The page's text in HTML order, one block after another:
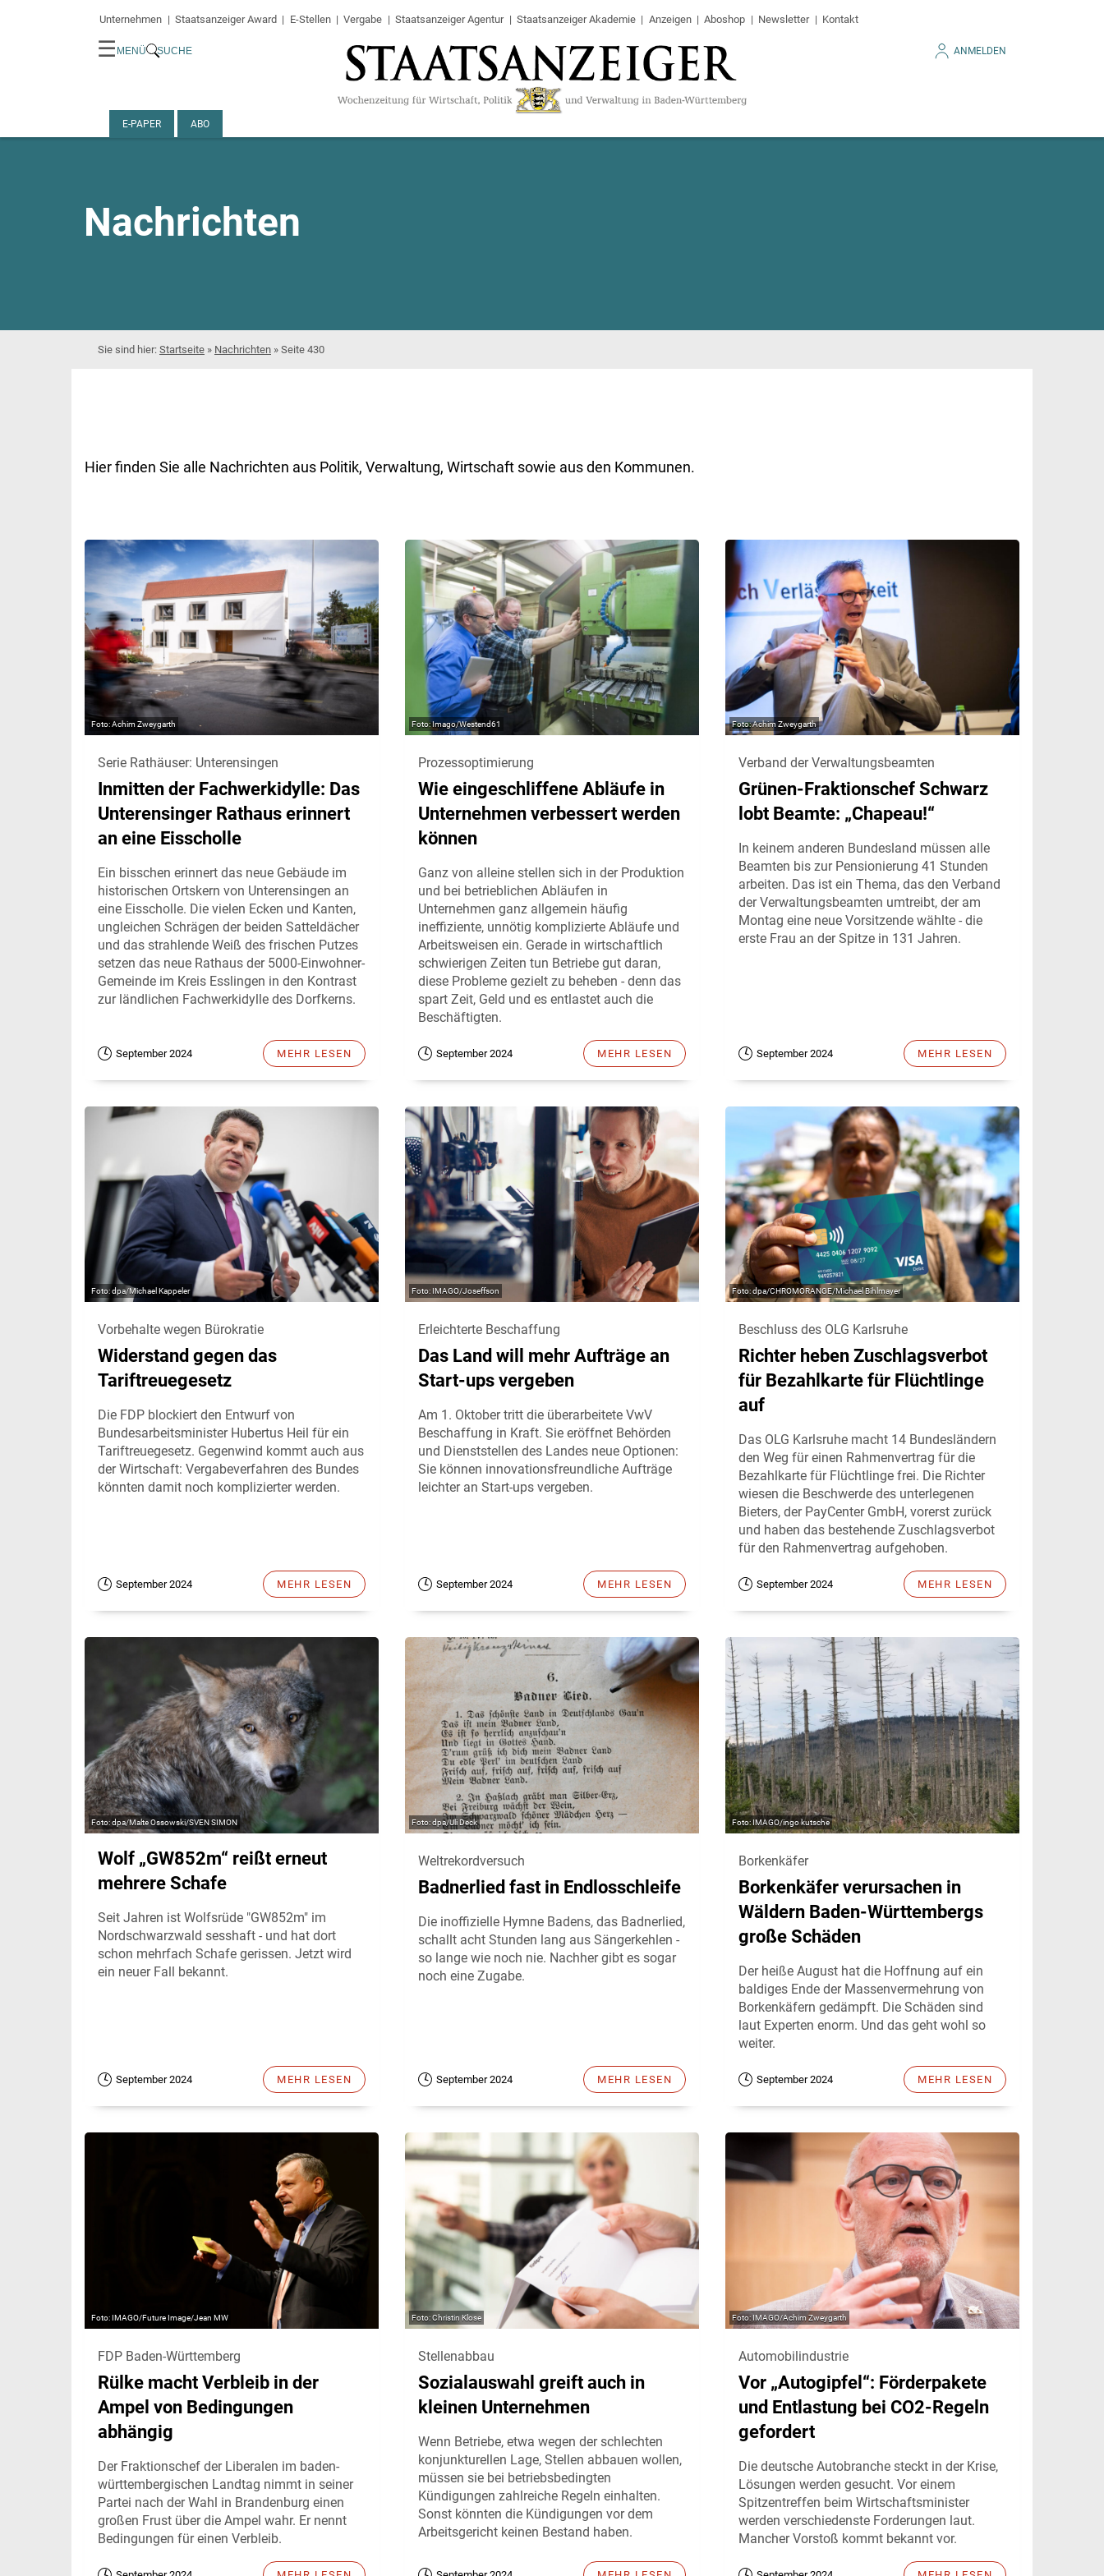
Unternehmen Staatsanzeiger Award E-Stellen Vergabe Staatsanzeiger Agentur Staatsanzeiger Akademie Anzeigen Aboshop Newsletter Kontakt
☰ MENÜ SUCHE ANMELDEN
E-PAPER ABO
Nachrichten
Startseite » Nachrichten » Seite 430
Hier finden Sie alle Nachrichten aus Politik, Verwaltung, Wirtschaft sowie aus den Kommunen.
Achim Zweygarth
Serie Rathäuser: Unterensingen
Inmitten der Fachwerkidylle: Das
Unterensinger Rathaus erinnert
an eine Eisscholle
Ein bisschen erinnert das neue Gebäude im
historischen Ortskern von Unterensingen an
eine Eisscholle. Die vielen Ecken und Kanten,
ungleichen Schrägen der beiden Satteldächer
und das strahlende Weiß des frischen Putzes
setzen das neue Rathaus der 5000-Einwohner-
Gemeinde im Kreis Esslingen in den Kontrast
zur ländlichen Fachwerkidylle des Dorfkerns.
September 2024 MEHR LESEN
Imago/Westend61
Prozessoptimierung
Wie eingeschliffene Abläufe in
Unternehmen verbessert werden
können
Ganz von alleine stellen sich in der Produktion
und bei betrieblichen Abläufen in
Unternehmen ganz allgemein häufig
ineffiziente, unnötig komplizierte Abläufe und
Arbeitsweisen ein. Gerade in wirtschaftlich
schwierigen Zeiten tun Betriebe gut daran,
diese Probleme gezielt zu beheben - denn das
spart Zeit, Geld und es entlastet auch die
Beschäftigten.
September 2024 MEHR LESEN
Achim Zweygarth
Verband der Verwaltungsbeamten
Grünen-Fraktionschef Schwarz
lobt Beamte: „Chapeau!“
In keinem anderen Bundesland müssen alle
Beamten bis zur Pensionierung 41 Stunden
arbeiten. Das ist ein Thema, das den Verband
der Verwaltungsbeamten umtreibt, der am
Montag eine neue Vorsitzende wählte - die
erste Frau an der Spitze in 131 Jahren.
September 2024 MEHR LESEN
dpa/Michael Kappeler
Vorbehalte wegen Bürokratie
Widerstand gegen das
Tariftreuegesetz
Die FDP blockiert den Entwurf von
Bundesarbeitsminister Hubertus Heil für ein
Tariftreuegesetz. Gegenwind kommt auch aus
der Wirtschaft: Vergabeverfahren des Bundes
könnten damit noch komplizierter werden.
September 2024 MEHR LESEN
IMAGO/Joseffson
Erleichterte Beschaffung
Das Land will mehr Aufträge an
Start-ups vergeben
Am 1. Oktober tritt die überarbeitete VwV
Beschaffung in Kraft. Sie eröffnet Behörden
und Dienststellen des Landes neue Optionen:
Sie können innovationsfreundliche Aufträge
leichter an Start-ups vergeben.
September 2024 MEHR LESEN
dpa/CHROMORANGE/Michael Bihlmayer
Beschluss des OLG Karlsruhe
Richter heben Zuschlagsverbot
für Bezahlkarte für Flüchtlinge
auf
Das OLG Karlsruhe macht 14 Bundesländern
den Weg für einen Rahmenvertrag für die
Bezahlkarte für Flüchtlinge frei. Die Richter
wiesen die Beschwerde des unterlegenen
Bieters, der PayCenter GmbH, vorerst zurück
und haben das bestehende Zuschlagsverbot
für den Rahmenvertrag aufgehoben.
September 2024 MEHR LESEN
dpa/Malte Ossowski/SVEN SIMON
Wolf „GW852m“ reißt erneut
mehrere Schafe
Seit Jahren ist Wolfsrüde "GW852m" im
Nordschwarzwald sesshaft - und hat dort
schon mehrfach Schafe gerissen. Jetzt wird
ein neuer Fall bekannt.
September 2024 MEHR LESEN
dpa/Uli Deck
Weltrekordversuch
Badnerlied fast in Endlosschleife
Die inoffizielle Hymne Badens, das Badnerlied,
schallt acht Stunden lang aus Sängerkehlen -
so lange wie noch nie. Nachher gibt es sogar
noch eine Zugabe.
September 2024 MEHR LESEN
IMAGO/ingo kutsche
Borkenkäfer
Borkenkäfer verursachen in
Wäldern Baden-Württembergs
große Schäden
Der heiße August hat die Hoffnung auf ein
baldiges Ende der Massenvermehrung von
Borkenkäfern gedämpft. Die Schäden sind
laut Experten enorm. Und das geht wohl so
weiter.
September 2024 MEHR LESEN
IMAGO/Future Image/Jean MW
FDP Baden-Württemberg
Rülke macht Verbleib in der
Ampel von Bedingungen
abhängig
Der Fraktionschef der Liberalen im baden-
württembergischen Landtag nimmt in seiner
Partei nach der Wahl in Brandenburg einen
großen Frust über die Ampel wahr. Er nennt
Bedingungen für einen Verbleib.
Christin Klose
Stellenabbau
Sozialauswahl greift auch in
kleinen Unternehmen
Wenn Betriebe, etwa wegen der schlechten
konjunkturellen Lage, Stellen abbauen wollen,
müssen sie bei betriebsbedingten
Kündigungen zahlreiche Regeln einhalten.
Sonst könnten die Kündigungen vor dem
Arbeitsgericht keinen Bestand haben.
IMAGO/Achim Zweygarth
Automobilindustrie
Vor „Autogipfel“: Förderpakete
und Entlastung bei CO2-Regeln
gefordert
Die deutsche Autobranche steckt in der Krise,
Lösungen werden gesucht. Vor einem
Spitzentreffen beim Wirtschaftsminister
werden verschiedenste Forderungen laut.
Mancher Vorstoß kommt bekannt vor.